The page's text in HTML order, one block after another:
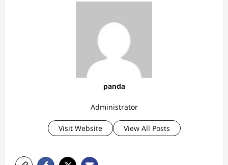
panda
Administrator
Visit Website View All Posts